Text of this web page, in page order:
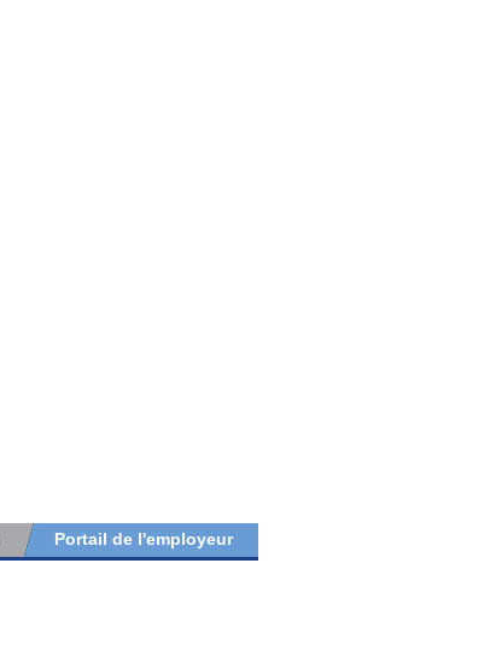
Portail de l'employeur